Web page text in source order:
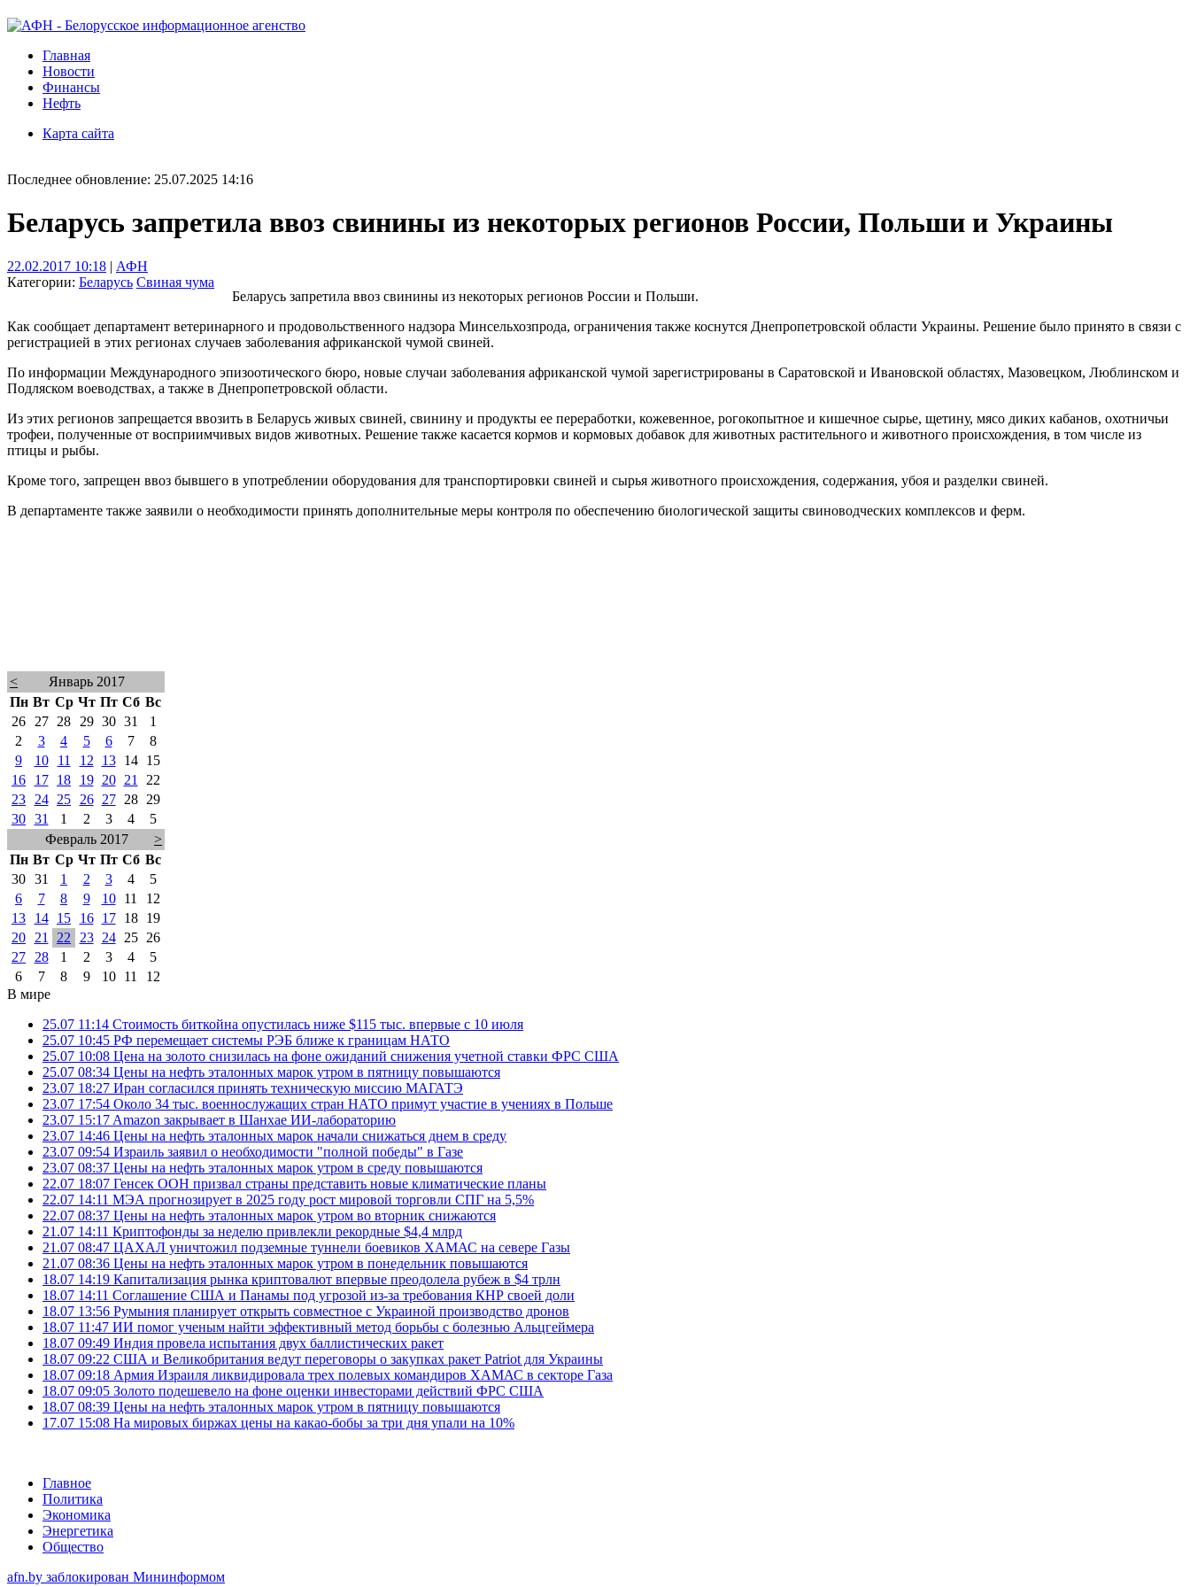
Главная
Новости
Финансы
Нефть
Карта сайта
Последнее обновление: 25.07.2025 14:16
Беларусь запретила ввоз свинины из некоторых регионов России, Польши и Украины
22.02.2017 10:18 | АФН
Категории: Беларусь Свиная чума
Беларусь запретила ввоз свинины из некоторых регионов России и Польши.
Как сообщает департамент ветеринарного и продовольственного надзора Минсельхозпрода, ограничения также коснутся Днепропетровской области Украины. Решение было принято в связи с
регистрацией в этих регионах случаев заболевания африканской чумой свиней.
По информации Международного эпизоотического бюро, новые случаи заболевания африканской чумой зарегистрированы в Саратовской и Ивановской областях, Мазовецком, Люблинском и
Подляском воеводствах, а также в Днепропетровской области.
Из этих регионов запрещается ввозить в Беларусь живых свиней, свинину и продукты ее переработки, кожевенное, рогокопытное и кишечное сырье, щетину, мясо диких кабанов, охотничьи
трофеи, полученные от восприимчивых видов животных. Решение также касается кормов и кормовых добавок для животных растительного и животного происхождения, в том числе из
птицы и рыбы.
Кроме того, запрещен ввоз бывшего в употреблении оборудования для транспортировки свиней и сырья животного происхождения, содержания, убоя и разделки свиней.
В департаменте также заявили о необходимости принять дополнительные меры контроля по обеспечению биологической защиты свиноводческих комплексов и ферм.
<
Январь 2017
Пн Вт Ср Чт Пт Сб Вс
26
27 28 29 30 31
1
2
3 4 5 6 7
8
9
10 11 12 13 14
15
16
17 18 19 20 21
22
23
24 25 26 27 28
29
30 31 1 2 3 4
5
Февраль 2017
>
Пн Вт Ср Чт Пт Сб Вс
30 31 1 2 3 4
5
6
7 8 9 10 11
12
13
14 15 16 17 18
19
20
21 22 23 24 25
26
27
28 1 2 3 4
5
6
7 8 9 10 11
12
В мире
25.07 11:14 Стоимость биткойна опустилась ниже $115 тыс. впервые с 10 июля
25.07 10:45 РФ перемещает системы РЭБ ближе к границам НАТО
25.07 10:08 Цена на золото снизилась на фоне ожиданий снижения учетной ставки ФРС США
25.07 08:34 Цены на нефть эталонных марок утром в пятницу повышаются
23.07 18:27 Иран согласился принять техническую миссию МАГАТЭ
23.07 17:54 Около 34 тыс. военнослужащих стран НАТО примут участие в учениях в Польше
23.07 15:17 Amazon закрывает в Шанхае ИИ-лабораторию
23.07 14:46 Цены на нефть эталонных марок начали снижаться днем в среду
23.07 09:54 Израиль заявил о необходимости "полной победы" в Газе
23.07 08:37 Цены на нефть эталонных марок утром в среду повышаются
22.07 18:07 Генсек ООН призвал страны представить новые климатические планы
22.07 14:11 МЭА прогнозирует в 2025 году рост мировой торговли СПГ на 5,5%
22.07 08:37 Цены на нефть эталонных марок утром во вторник снижаются
21.07 14:11 Криптофонды за неделю привлекли рекордные $4,4 млрд
21.07 08:47 ЦАХАЛ уничтожил подземные туннели боевиков ХАМАС на севере Газы
21.07 08:36 Цены на нефть эталонных марок утром в понедельник повышаются
18.07 14:19 Капитализация рынка криптовалют впервые преодолела рубеж в $4 трлн
18.07 14:11 Соглашение США и Панамы под угрозой из-за требования КНР своей доли
18.07 13:56 Румыния планирует открыть совместное с Украиной производство дронов
18.07 11:47 ИИ помог ученым найти эффективный метод борьбы с болезнью Альцгеймера
18.07 09:49 Индия провела испытания двух баллистических ракет
18.07 09:22 США и Великобритания ведут переговоры о закупках ракет Patriot для Украины
18.07 09:18 Армия Израиля ликвидировала трех полевых командиров ХАМАС в секторе Газа
18.07 09:05 Золото подешевело на фоне оценки инвесторами действий ФРС США
18.07 08:39 Цены на нефть эталонных марок утром в пятницу повышаются
17.07 15:08 На мировых биржах цены на какао-бобы за три дня упали на 10%
Главное
Политика
Экономика
Энергетика
Общество
afn.by заблокирован Мининформом